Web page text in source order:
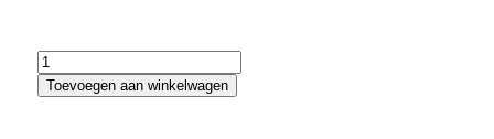
Lifetime
Original
lage
Toevoegen aan winkelwagen